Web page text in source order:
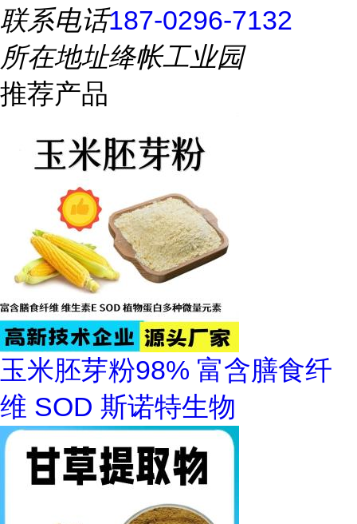
联系电话187-0296-7132
所在地址绛帐工业园
推荐产品
玉米胚芽粉98% 富含膳食纤
维 SOD 斯诺特生物